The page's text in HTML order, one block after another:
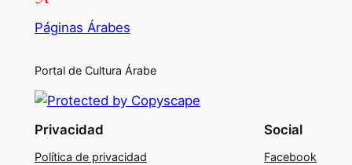
Páginas Árabes
Portal de Cultura Árabe
Privacidad
Política de privacidad
Social
Facebook